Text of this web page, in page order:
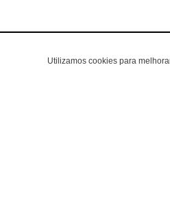
Utilizamos cookies para